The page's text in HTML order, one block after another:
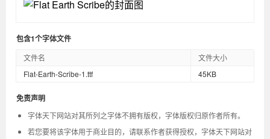
包含1个字体文件
文件名
文件大小
Flat-Earth-Scribe-1.ttf
45KB
免责声明
字体天下网站对其所列之字体不拥有版权，字体版权归原作者所有。
若您要将该字体用于商业目的，请联系作者获得授权，字体天下网站对